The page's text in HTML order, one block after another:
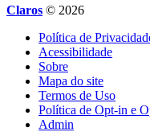
Claros © 2026
Política de
Acessibilidade
Sobre
Mapa do site
Termos de Uso
Política de Opt-in e
Admin